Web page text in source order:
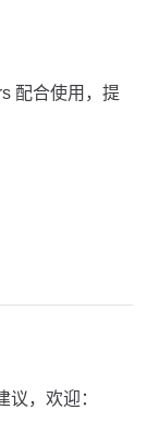
配合使用，提
，欢迎：